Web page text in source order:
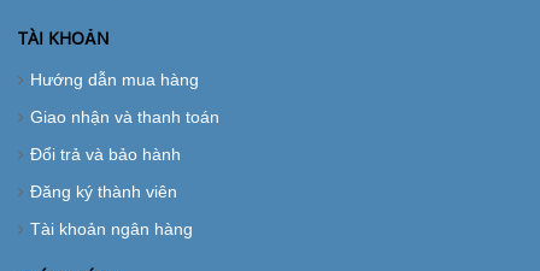
TÀI KHOẢN
Hướng dẫn mua hàng
Giao nhận và thanh toán
Đổi trả và bảo hành
Đăng ký thành viên
Tài khoản ngân hàng